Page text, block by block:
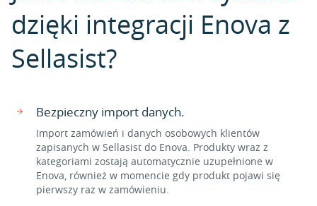
dzięki integracji Enova z
Sellasist?
Bezpieczny import danych.
Import zamówień i danych osobowych klientów
zapisanych w Sellasist do Enova. Produkty wraz z
kategoriami zostają automatycznie uzupełnione w
Enova, również w momencie gdy produkt pojawi się
pierwszy raz w zamówieniu.